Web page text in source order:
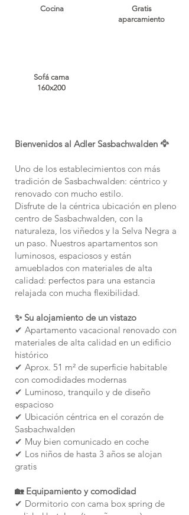
Cocina
Gratis
aparcamiento
Sofá cama
160x200
Bienvenidos al Adler Sasbachwalden 🦅
Uno de los establecimientos con más
tradición de Sasbachwalden: céntrico y
renovado con mucho estilo.
Disfrute de la céntrica ubicación en pleno
centro de Sasbachwalden, con la
naturaleza, los viñedos y la Selva Negra a
un paso. Nuestros apartamentos son
luminosos, espaciosos y están
amueblados con materiales de alta
calidad: perfectos para una estancia
relajada con mucha flexibilidad.
✨ Su alojamiento de un vistazo
✔ Apartamento vacacional renovado con
materiales de alta calidad en un edificio
histórico
✔ Aprox. 51 m² de superficie habitable
con comodidades modernas
✔ Luminoso, tranquilo y de diseño
espacioso
✔ Ubicación céntrica en el corazón de
Sasbachwalden
✔ Muy bien comunicado en coche
✔ Los niños de hasta 3 años se alojan
gratis
🏡 Equipamiento y comodidad
✔ Dormitorio con cama box spring de